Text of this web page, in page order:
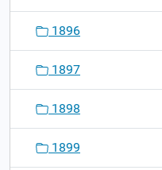
1896
1897
1898
1899